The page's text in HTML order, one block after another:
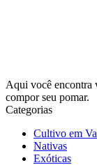
Aqui você encontra
compor seu pomar.
Categorias
Cultivo em
Nativas
Exóticas